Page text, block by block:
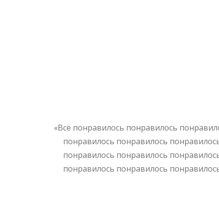
«Всё понравилось понравилось
понравилось понравилось
понравилось понравилось
понравилось понравилось